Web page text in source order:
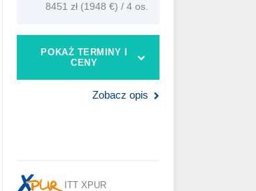
8451 zł (1948 €) / 4 os.
POKAŻ TERMINY I
CENY
Zobacz opis
ITT XPUR